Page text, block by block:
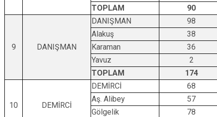
TOPLAM
90
9 DANIŞMAN
DANIŞMAN
98
Alakuş
38
Karaman
36
Yavuz
2
TOPLAM
174
10 DEMİRCİ
DEMİRCİ
68
Aş. Alibey
57
Gölgelik
78